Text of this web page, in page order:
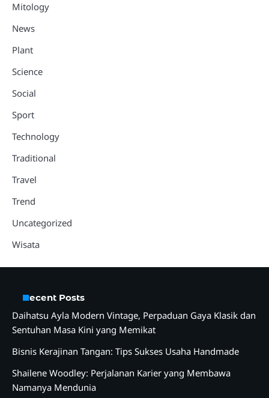
Mitology
News
Plant
Science
Social
Sport
Technology
Traditional
Travel
Trend
Uncategorized
Wisata
Recent Posts
Daihatsu Ayla Modern Vintage, Perpaduan Gaya Klasik dan
Sentuhan Masa Kini yang Memikat
Bisnis Kerajinan Tangan: Tips Sukses Usaha Handmade
Shailene Woodley: Perjalanan Karier yang Membawa
Namanya Mendunia